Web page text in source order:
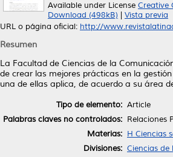
Available under License Creative
Download (498kB)
Vista previa
URL o página oficial: http://
Resumen
La Facultad de Ciencias de la
de crear las mejores prácticas en la
una de ellas aplica, de acuerdo a su área
Tipo de elemento: Article
Palabras claves no controlados: Relaciones
Materias: H Ciencias
Divisiones: Ciencias de